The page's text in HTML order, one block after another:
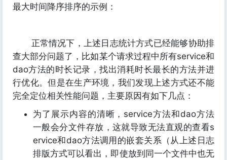
最大时间降序排序的示例：
正常情况下，上述日志统计方式已经能够协助排
查大部分问题了，比如某个请求过程中所有service和
dao方法的时长记录，找出消耗时长最长的方法并进
行优化。但是在生产环境，我们发现上述方式还不能
完全定位相关性能问题，主要原因有如下几点：
为了展示内容的清晰，service方法和dao方法
一般会分文件存放，这就导致无法直观的查看s
ervice和dao方法调用的嵌套关系（从上述日志
排版方式可以看出，即使放到同一个文件中也无